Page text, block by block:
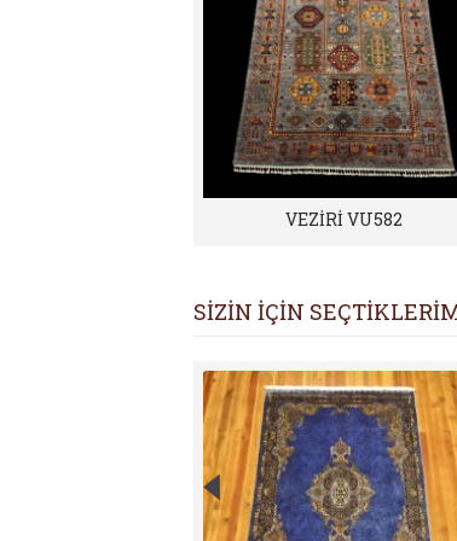
VEZİRİ VU582
SİZİN İÇİN